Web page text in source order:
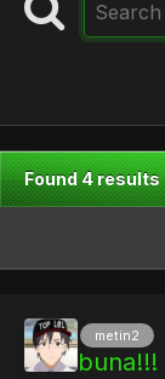
Found 4 results
metin2
buna!!!